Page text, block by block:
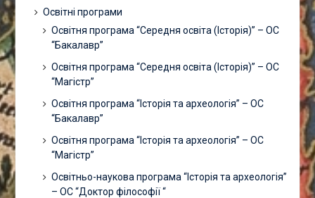
Освітні програми
Освітня програма “Середня освіта (Історія)” – ОС
“Бакалавр”
Освітня програма “Середня освіта (Історія)” – ОС
“Магістр”
Освітня програма “Історія та археологія” – ОС
“Бакалавр”
Освітня програма “Історія та археологія” – ОС
“Магістр”
Освітньо-наукова програма “Історія та археологія”
– ОС “Доктор філософії “